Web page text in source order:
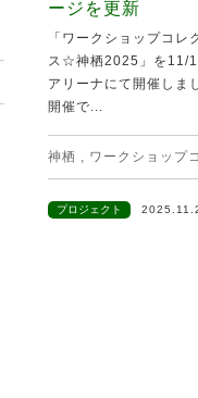
ージを更新
「ワークショップコ
ス☆神栖2025」を11/
アリーナにて開催しま
開催で...
神栖 , ワークショップ
プロジェクト